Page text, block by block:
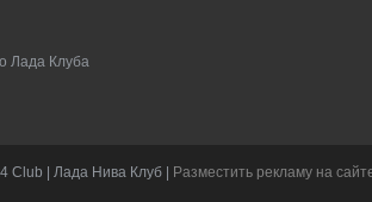
Лада Клуба
Club | Лада Нива Клуб | Разместить рекламу на